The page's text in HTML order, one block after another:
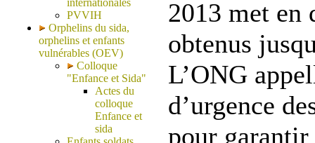
internationales
PVVIH
Orphelins du sida,
orphelins et enfants
vulnérables (OEV)
Colloque
"Enfance et Sida"
Actes du
colloque
Enfance et
sida
2013 met en
obtenus
L’ONG
d’urgence
pour